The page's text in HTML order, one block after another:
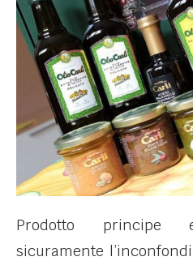
Prodotto
sicuramente